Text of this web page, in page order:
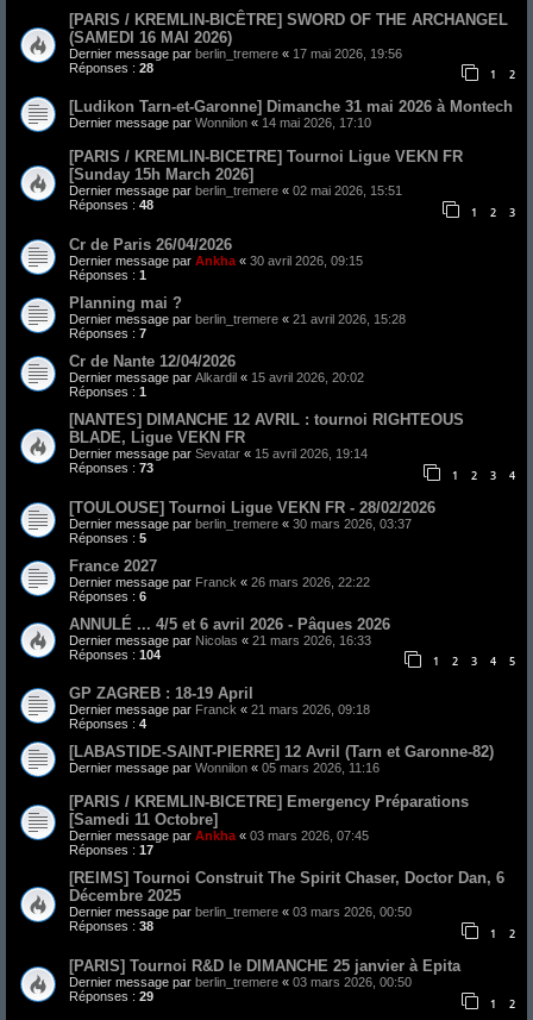
[PARIS / KREMLIN-BICÊTRE] SWORD OF THE ARCHANGEL
(SAMEDI 16 MAI 2026)
Dernier message par berlin_tremere « 17 mai 2026, 19:56
Réponses : 28 1 2
[Ludikon Tarn-et-Garonne] Dimanche 31 mai 2026 à Montech
Dernier message par Wonnilon « 14 mai 2026, 17:10
[PARIS / KREMLIN-BICETRE] Tournoi Ligue VEKN FR
[Sunday 15h March 2026]
Dernier message par berlin_tremere « 02 mai 2026, 15:51
Réponses : 48 1 2 3
Cr de Paris 26/04/2026
Dernier message par Ankha « 30 avril 2026, 09:15
Réponses : 1
Planning mai ?
Dernier message par berlin_tremere « 21 avril 2026, 15:28
Réponses : 7
Cr de Nante 12/04/2026
Dernier message par Alkardil « 15 avril 2026, 20:02
Réponses : 1
[NANTES] DIMANCHE 12 AVRIL : tournoi RIGHTEOUS
BLADE, Ligue VEKN FR
Dernier message par Sevatar « 15 avril 2026, 19:14
Réponses : 73 1 2 3 4
[TOULOUSE] Tournoi Ligue VEKN FR - 28/02/2026
Dernier message par berlin_tremere « 30 mars 2026, 03:37
Réponses : 5
France 2027
Dernier message par Franck « 26 mars 2026, 22:22
Réponses : 6
ANNULÉ ... 4/5 et 6 avril 2026 - Pâques 2026
Dernier message par Nicolas « 21 mars 2026, 16:33
Réponses : 104 1 2 3 4 5
GP ZAGREB : 18-19 April
Dernier message par Franck « 21 mars 2026, 09:18
Réponses : 4
[LABASTIDE-SAINT-PIERRE] 12 Avril (Tarn et Garonne-82)
Dernier message par Wonnilon « 05 mars 2026, 11:16
[PARIS / KREMLIN-BICETRE] Emergency Préparations
[Samedi 11 Octobre]
Dernier message par Ankha« 03 mars 2026, 07:45
Réponses : 17
[REIMS] Tournoi Construit The Spirit Chaser, Doctor Dan, 6
Décembre 2025
Dernier message par berlin_tremere « 03 mars 2026, 00:50
Réponses : 38 1 2
[PARIS] Tournoi R&D le DIMANCHE 25 janvier à Epita
Dernier message par berlin_tremere « 03 mars 2026, 00:50
Réponses : 29 1 2